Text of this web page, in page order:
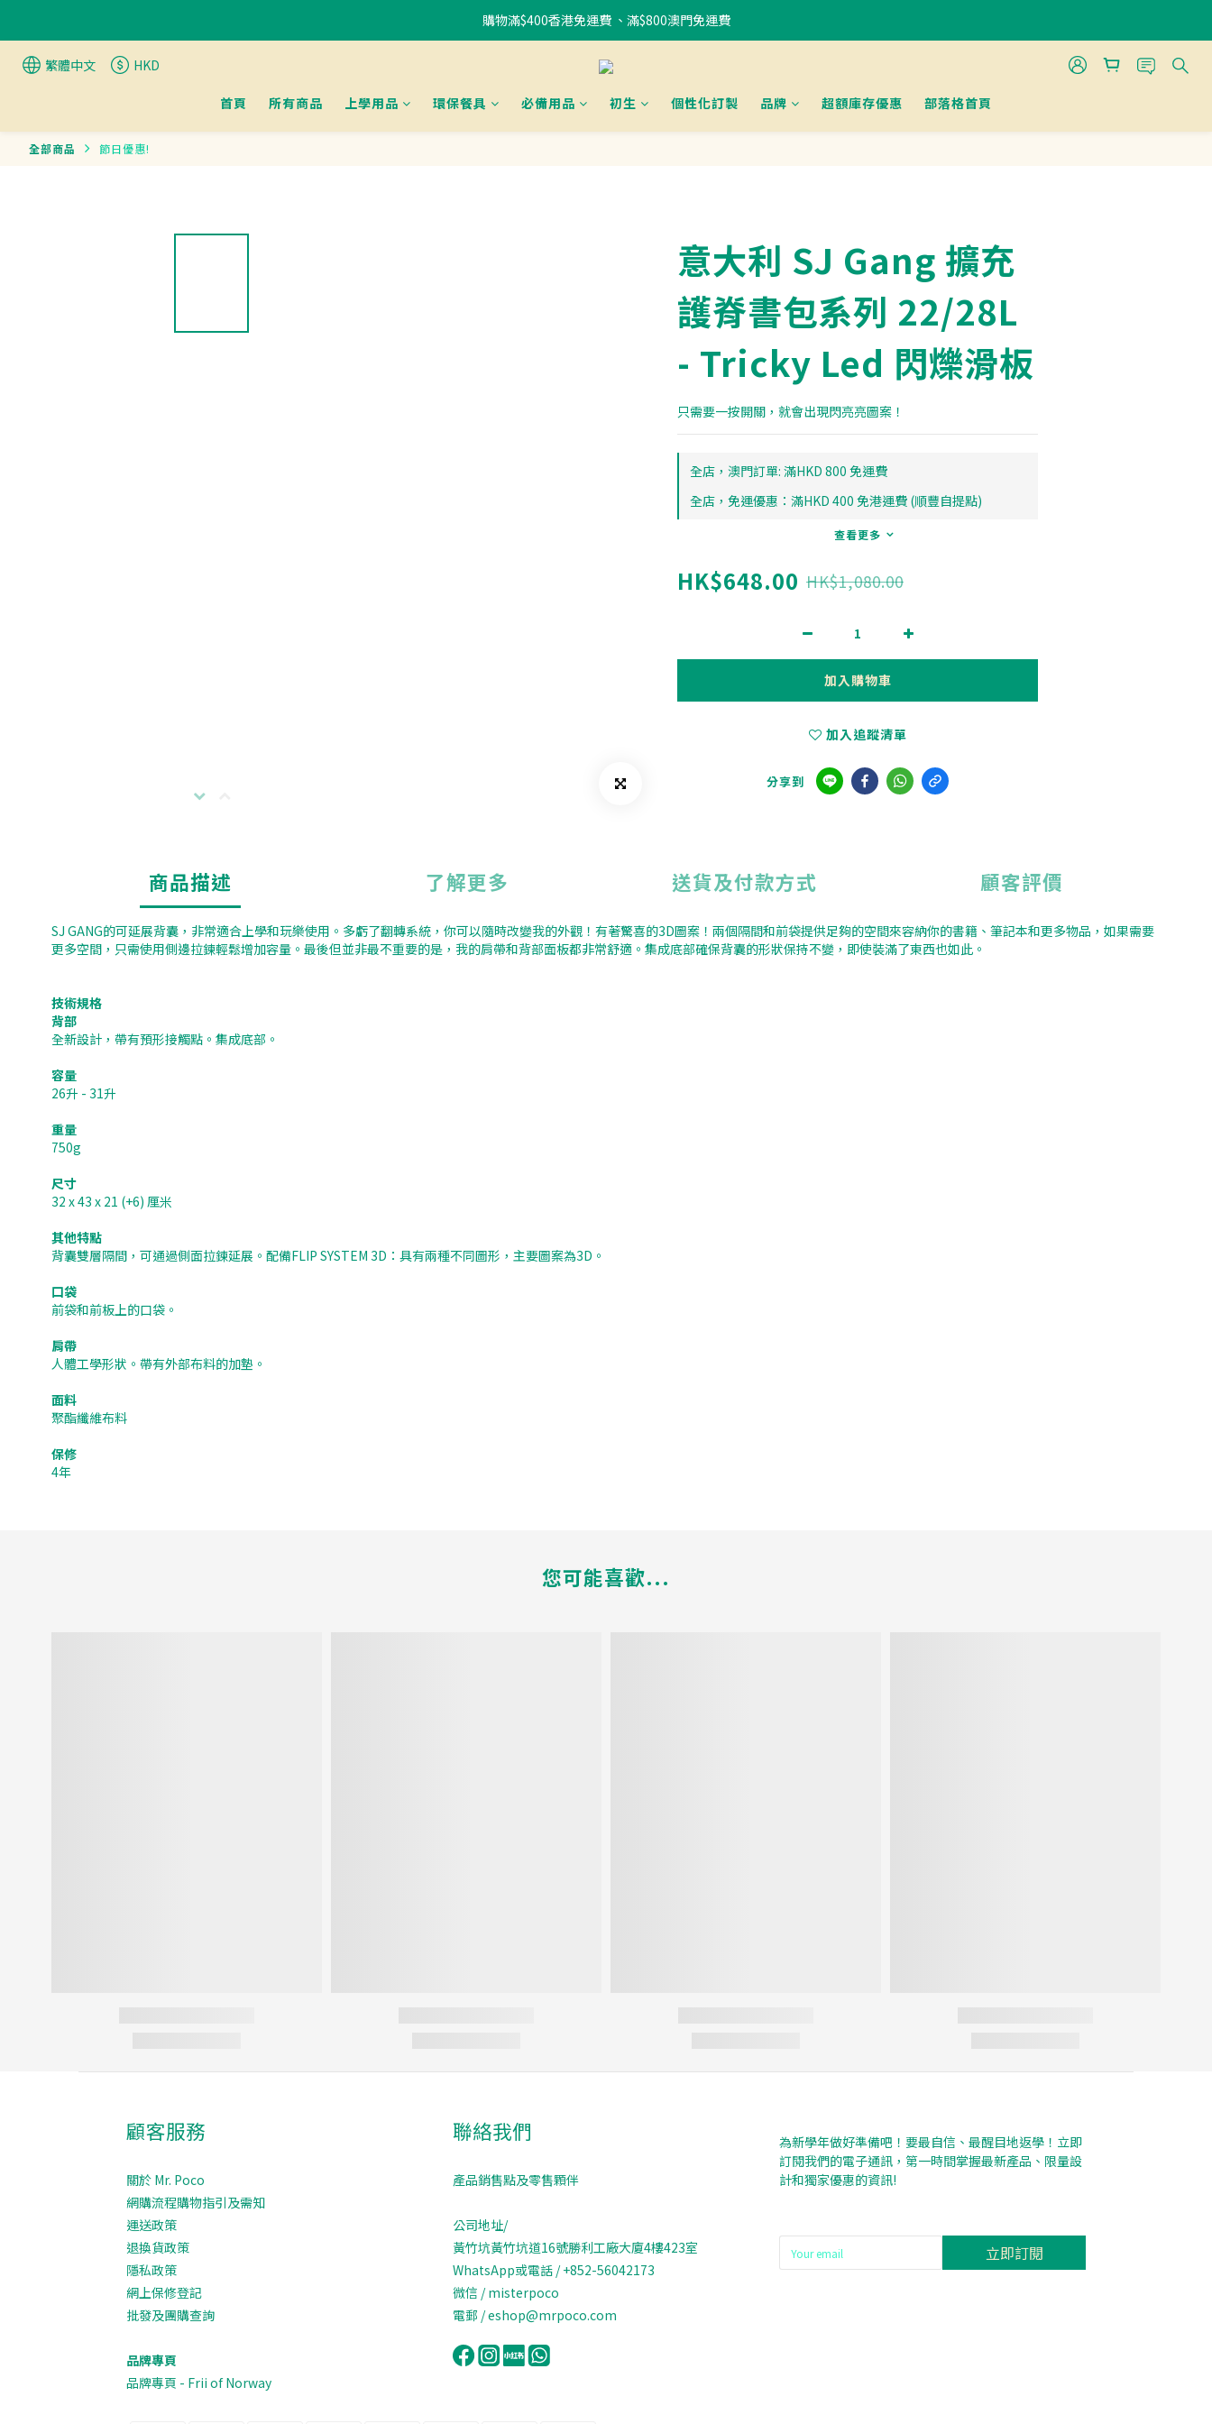
書包85折優惠
購物滿$400香港免運費 、滿$800澳門免運費
書包85折優惠
繁體中文 HKD
首頁 所有商品 上學用品 環保餐具 必備用品 初生 個性化訂製 品牌 超額庫存優惠 部落格首頁
全部商品 節日優惠!
意大利 SJ Gang 擴充
護脊書包系列 22/28L
- Tricky Led 閃爍滑板
只需要一按開關，就會出現閃亮亮圖案！
全店，澳門訂單: 滿HKD 800 免運費
全店，免運優惠：滿HKD 400 免港運費 (順豐自提點)
查看更多
HK$648.00 HK$1,080.00
加入購物車
加入追蹤清單
分享到
商品描述 了解更多 送貨及付款方式 顧客評價
SJ GANG的可延展背囊，非常適合上學和玩樂使用。多虧了翻轉系統，你可以隨時改變我的外觀！有著驚喜的3D圖案！兩個隔間和前袋提供足夠的空間來容納你的書籍、筆記本和更多物品，如果需要
更多空間，只需使用側邊拉鍊輕鬆增加容量。最後但並非最不重要的是，我的肩帶和背部面板都非常舒適。集成底部確保背囊的形狀保持不變，即使裝滿了東西也如此。
技術規格
背部
全新設計，帶有預形接觸點。集成底部。
容量
26升 - 31升
重量
750g
尺寸
32 x 43 x 21 (+6) 厘米
其他特點
背囊雙層隔間，可通過側面拉鍊延展。配備FLIP SYSTEM 3D：具有兩種不同圖形，主要圖案為3D。
口袋
前袋和前板上的口袋。
肩帶
人體工學形狀。帶有外部布料的加墊。
面料
聚酯纖維布料
保修
4年
您可能喜歡...
顧客服務
關於 Mr. Poco
網購流程購物指引及需知
運送政策
退換貨政策
隱私政策
網上保修登記
批發及團購查詢
品牌專頁
品牌專頁 - Frii of Norway
聯絡我們
產品銷售點及零售顆伴
公司地址/
黃竹坑黃竹坑道16號勝利工廠大廈4樓423室
WhatsApp或電話 / +852-56042173
微信 / misterpoco
電郵 / eshop@mrpoco.com
為新學年做好準備吧！要最自信、最醒目地返學！立即
訂閱我們的電子通訊，第一時間掌握最新產品、限量設
計和獨家優惠的資訊!
立即訂閱